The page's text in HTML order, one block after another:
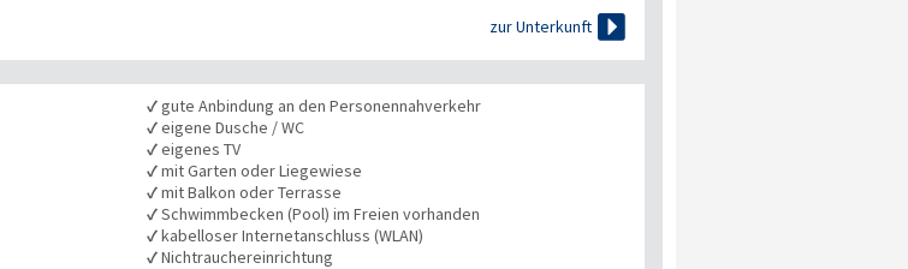
zur Unterkunft

✓gute Anbindung an den Personennahverkehr
✓eigene Dusche / WC
✓eigenes TV
✓mit Garten oder Liegewiese
✓mit Balkon oder Terrasse
✓Schwimmbecken (Pool) im Freien vorhanden
✓kabelloser Internetanschluss (WLAN)
✓Nichtrauchereinrichtung